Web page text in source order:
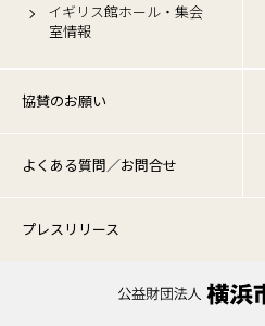
イギリス館ホール・集会
室情報
協賛のお願い
よくある質問／お問合せ
プレスリリース